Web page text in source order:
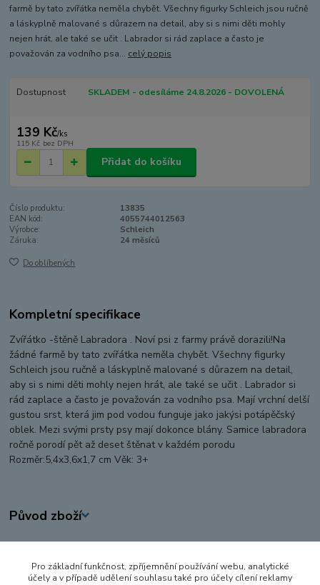
farmě by tato zvířátka neměla chybět. Všechny figurky Schleich jsou ručně
a láskyplně malované s důrazem na detail, aby si s nimi děti mohly
nejen hrát, ale také se učit . Labrador si rád zaplace a často je
považován za vodního psa... celý popis
Dostupnost SKLADEM - odesíláme 24.8.2026 - DOVOLENÁ
139 Kč/ks
115 Kč bez DPH
Přidat do košíku
Číslo produktu:
13835
EAN kód:
4055744012563
Výrobce:
Schleich
Záruka:
24 měsíců
Do oblíbených
Kompletní specifikace
Zvířátko -štěně Labradora . Noví psi z farmy právě dorazili!Na
žádné farmě by tato zvířátka neměla chybět. Všechny figurky
Schleich jsou ručně a láskyplně malované s důrazem na detail,
aby si s nimi děti mohly nejen hrát, ale také se učit . Labrador si
rád zaplace a často je považován za vodního psa. Mají vrchní delší
gustou srst, která jim pod vodou funguje jako jakýsi potápěčský
oblek. Mezi svými prsty psy mají dokonce blány. Samice labradora
ročně porodí pět až deset štěnat v každém porodu
Rozměr:5,4x3,6x1,7 cm Věk: 3+
Původ zboží
Zboží zařazeno v kategoriích
FIGURKY A ZVÍŘÁTKA
Pro základní funkčnost, zpříjemnění používání webu, analytické
účely a v případě udělení souhlasu také pro účely cílení reklamy